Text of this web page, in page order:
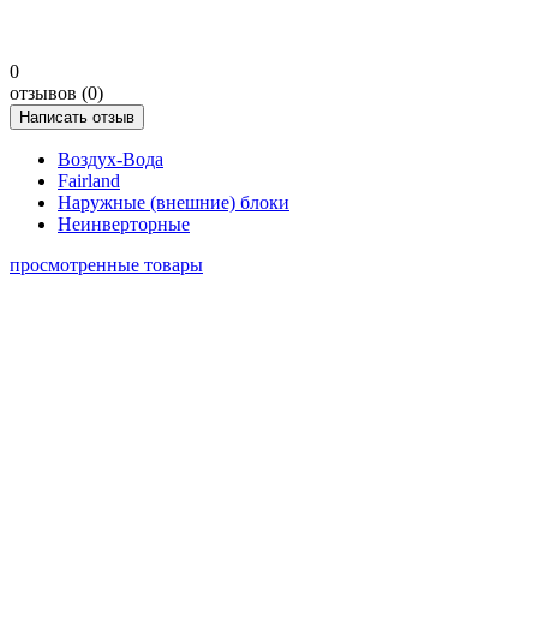
0
отзывов (0)
Написать отзыв
Воздух-Вода
Fairland
Наружные (внешние) блоки
Неинверторные
просмотренные товары